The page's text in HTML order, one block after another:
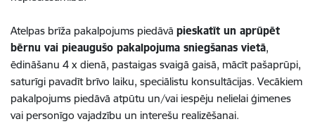
Atelpas brīža pakalpojums piedāvā pieskatīt un aprūpēt
bērnu vai pieaugušo pakalpojuma sniegšanas vietā,
ēdināšanu 4 x dienā, pastaigas svaigā gaisā, mācīt pašaprūpi,
saturīgi pavadīt brīvo laiku, speciālistu konsultācijas. Vecākiem
pakalpojums piedāvā atpūtu un/vai iespēju nelielai ģimenes
vai personīgo vajadzību un interešu realizēšanai.